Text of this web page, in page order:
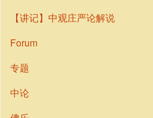
【讲记】中观庄严论解说
Forum
专题
中论